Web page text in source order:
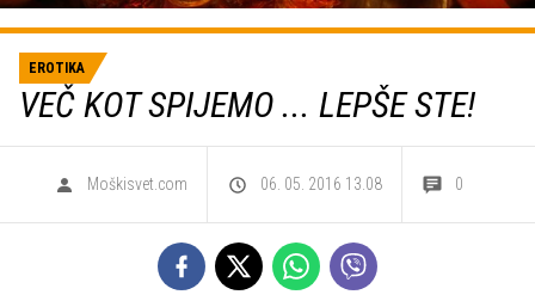
EROTIKA
VEČ KOT SPIJEMO ... LEPŠE STE!
Moškisvet.com 06. 05. 2016 13.08 0